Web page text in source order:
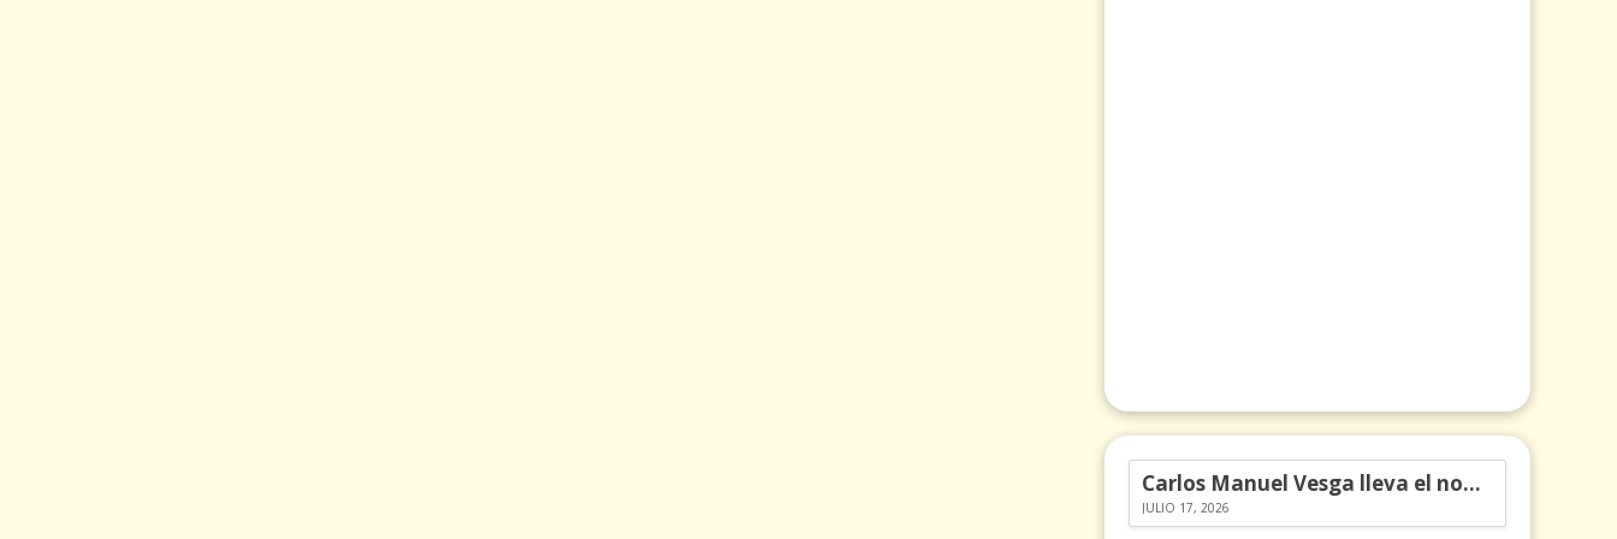
Carlos Manuel Vesga lleva el nombre de Colombia a los Emmy
JULIO 17, 2026